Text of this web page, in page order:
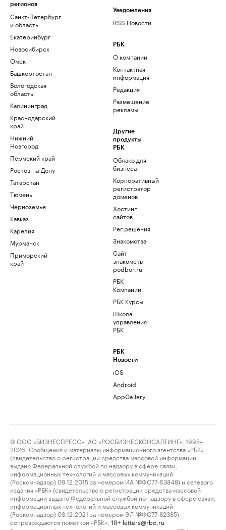
регионов
Санкт-Петербург
и область
Екатеринбург
Новосибирск
Омск
Башкортостан
Вологодская
область
Калининград
Краснодарский
край
Нижний
Новгород
Пермский край
Ростов-на-Дону
Татарстан
Тюмень
Черноземье
Кавказ
Карелия
Мурманск
Приморский
край
Уведомления
RSS Новости
РБК
О компании
Контактная
информация
Редакция
Размещение
рекламы
Другие
продукты
РБК
Облако для
бизнеса
Корпоративный
регистратор
доменов
Хостинг
сайтов
Рег.решения
Знакомства
Сайт
знакомств
podbor.ru
РБК
Компании
РБК Курсы
Школа
управления
РБК
РБК
Новости
iOS
Android
AppGallery
© ООО «БИЗНЕСПРЕСС», АО «РОСБИЗНЕСКОНСАЛТИНГ», 1995–
2026. Сообщения и материалы информационного агентства «РБК»
(свидетельство о регистрации средства массовой информации
выдано Федеральной службой по надзору в сфере связи,
информационных технологий и массовых коммуникаций
(Роскомнадзор) 09.12.2015 за номером ИА №ФС77-63848) и сетевого
издания «РБК» (свидетельство о регистрации средства массовой
информации выдано Федеральной службой по надзору в сфере связи,
информационных технологий и массовых коммуникаций
(Роскомнадзор) 03.12.2021 за номером ЭЛ №ФС77-82385)
сопровождаются пометкой «РБК».
18+ letters@rbc.ru